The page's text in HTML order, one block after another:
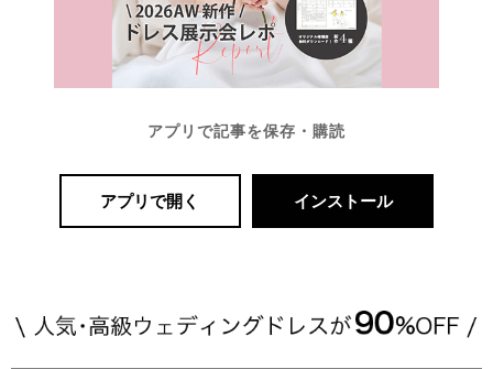
アプリで記事を保存・購読
アプリで開く インストール